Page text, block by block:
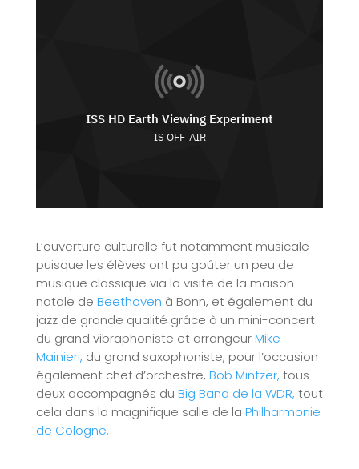
L’ouverture culturelle fut notamment musicale
puisque les élèves ont pu goûter un peu de
musique classique via la visite de la maison
natale de Beethoven à Bonn, et également du
jazz de grande qualité grâce à un mini-concert
du grand vibraphoniste et arrangeur Mike
Mainieri, du grand saxophoniste, pour l’occasion
également chef d’orchestre, Bob Mintzer, tous
deux accompagnés du Big Band de la WDR, tout
cela dans la magnifique salle de la Philharmonie
de Cologne.